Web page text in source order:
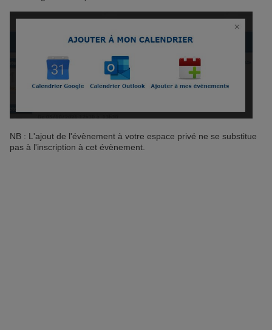
NB : L'ajout de l'évènement à votre espace privé ne se substitue
pas à l'inscription à cet évènement.